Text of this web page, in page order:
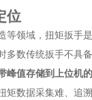
位
等领域，扭矩扳手
多数传统扳手不具
峰值存储到上位机
矩数据采集难、追